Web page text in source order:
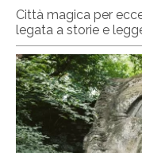
Città magica per
legata a storie e